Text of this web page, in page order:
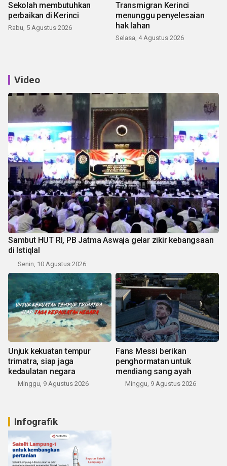
Sekolah membutuhkan
perbaikan di Kerinci
Rabu, 5 Agustus 2026
Transmigran Kerinci
menunggu penyelesaian
hak lahan
Selasa, 4 Agustus 2026
Video
Sambut HUT RI, PB Jatma Aswaja gelar zikir kebangsaan
di Istiqlal
Senin, 10 Agustus 2026
Unjuk kekuatan tempur
trimatra, siap jaga
kedaulatan negara
Minggu, 9 Agustus 2026
Fans Messi berikan
penghormatan untuk
mendiang sang ayah
Minggu, 9 Agustus 2026
Infografik